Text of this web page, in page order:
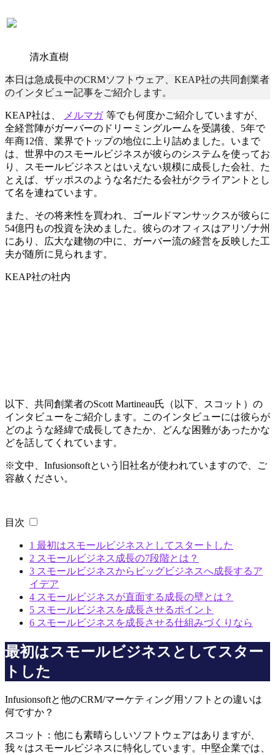
清水直樹
本日は急成長中のCRMソフトウェア、KEAP社の共同創業者
のインタビュー記事をご紹介します。
KEAP社は、 メルマガ 等でも何度かご紹介していますが、
全経営陣がガーバーのドリーミングルームを受講後、5年で
年商12倍、業界でトップの地位に上り詰めました。いまで
は、世界中のスモールビジネスが彼らのシステムを使ってお
り、スモールビジネスとはいえない規模に成長した会社、た
とえば、ザッポスのような名だたる会社がクライアントとし
て名を連ねています。
また、その将来性を買われ、ゴールドマンサックスが彼らに
54億円もの投資を決めました。彼らのオフィスはアリゾナ州
にあり、広大な建物の中に、ガーバー流の経営を反映した工
夫が随所に見られます。
KEAP社の社内
以下、共同創業者のScott Martineau氏（以下、スコット）の
インタビューをご紹介します。このインタビューには彼らが
どのような経緯で成長してきたか、どんな困難があったかな
どを話してくれています。
※文中、Infusionsoftという旧社名が使われていますので、ご
容赦ください。
目次
1 最初はスモールビジネスとしてスタートした
2 スモールビジネス成長の7段階とは？
3 スモールビジネスからビッグビジネスへ成長するア
イデア
4 スモールビジネスが直面する成長の壁とは？
5 スモールビジネスを成長させるポイント
6 スモールビジネスを成長させる仕組みづくりなら
最初はスモールビジネスとしてスター
トした
Infusionsoftと他のCRM/マーケティング用ソフトとの違いは
何ですか？
スコット：他にも素晴らしいソフトウェアはありますが、
我々はスモールビジネスに特化しています。中堅企業では、